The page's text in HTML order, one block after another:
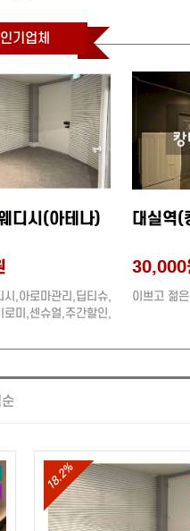
인기업체
디시(아테나)
시,아로마관리,딥티슈,
로미,센슈얼,주간할인,
대실역(
30,000
이쁘고 젊
18.2%